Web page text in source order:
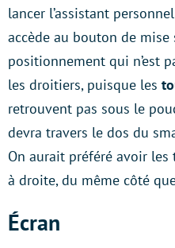
lancer l’assistant
accède au bouton de mise
positionnement qui n’est
les droitiers, puisque les
retrouvent pas sous le
devra travers le dos du
On aurait préféré avoir
à droite, du même côté
Écran